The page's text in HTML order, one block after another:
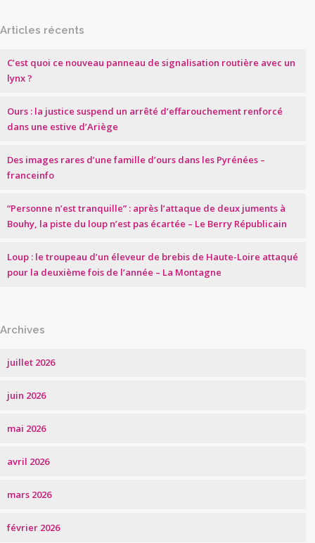
Articles récents
C’est quoi ce nouveau panneau de signalisation routière avec un
lynx ?
Ours : la justice suspend un arrêté d’effarouchement renforcé
dans une estive d’Ariège
Des images rares d’une famille d’ours dans les Pyrénées –
franceinfo
“Personne n’est tranquille” : après l’attaque de deux juments à
Bouhy, la piste du loup n’est pas écartée – Le Berry Républicain
Loup : le troupeau d’un éleveur de brebis de Haute-Loire attaqué
pour la deuxième fois de l’année – La Montagne
Archives
juillet 2026
juin 2026
mai 2026
avril 2026
mars 2026
février 2026